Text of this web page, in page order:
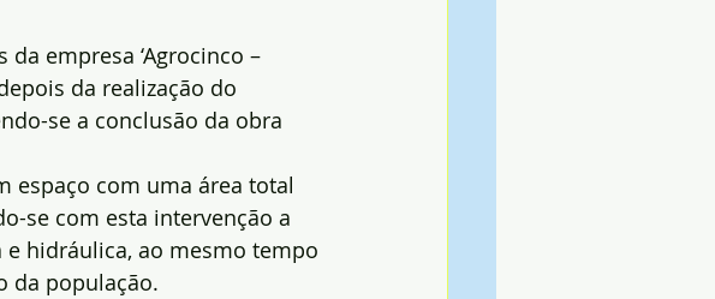
empresa ‘Agrocinco –
da realização do
se a conclusão da obra
espaço com uma área total
se com esta intervenção a
hidráulica, ao mesmo tempo
da população.